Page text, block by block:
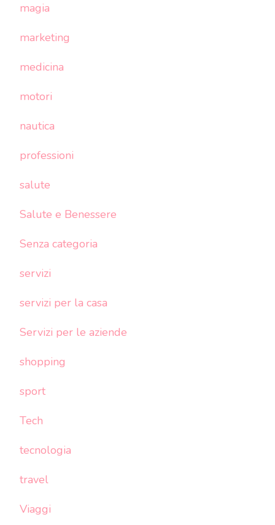
magia
marketing
medicina
motori
nautica
professioni
salute
Salute e Benessere
Senza categoria
servizi
servizi per la casa
Servizi per le aziende
shopping
sport
Tech
tecnologia
travel
Viaggi